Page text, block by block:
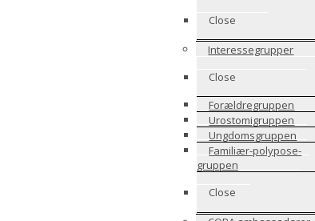
Close
Interessegrupper
Close
Forældregruppen
Urostomigruppen
Ungdomsgruppen
Familiær-polypose-
gruppen
Close